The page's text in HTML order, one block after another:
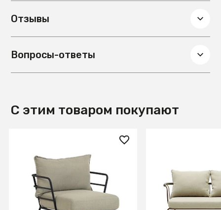
Отзывы
Вопросы-ответы
С этим товаром покупают
84 990 ₽
Кресло Mareluz из черной
стали
Salguer Диван
шнура и стали с
окраской 134 см